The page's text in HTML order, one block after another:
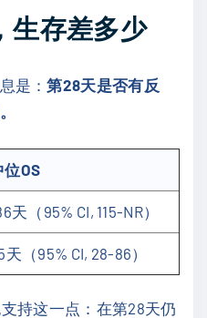
生存差多少
是：第28天是否有反
位OS
天（95% CI, 115-NR）
天（95% CI, 28-86）
持这一点：在第28天仍